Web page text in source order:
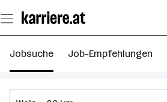
Seiteninhalt
springen
Jobsuche Job-Empfehlungen